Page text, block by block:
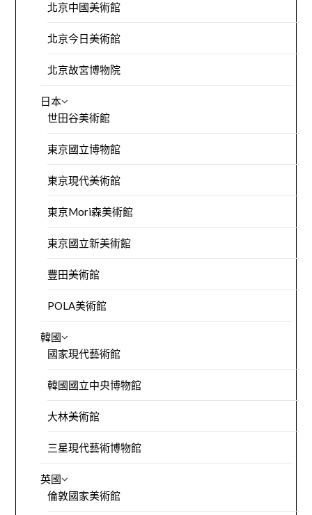
北京中國美術館
北京今日美術館
北京故宮博物院
日本
世田谷美術館
東京國立博物館
東京現代美術館
東京Mori森美術館
東京國立新美術館
豐田美術館
POLA美術館
韓國
國家現代藝術館
韓國國立中央博物館
大林美術館
三星現代藝術博物館
英國
倫敦國家美術館